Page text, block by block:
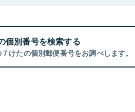
個別番号を検索する
けたの個別郵便番号をお調べします。